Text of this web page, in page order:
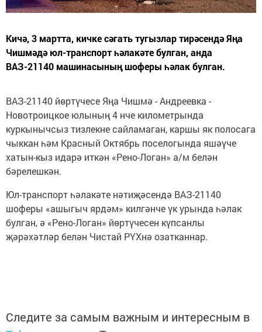
Кичә, 3 мартта, кичке сәгать тугызлар тирәсендә Яңа
Чишмәдә юл-транспорт һәлакәте булган, анда
ВАЗ-21140 машинасының шоферы һәлак булган.
ВАЗ-21140 йөртүчесе Яңа Чишмә - Андреевка -
Новотроицкое юлының 4 нче километрында
куркынычсыз тизлекне сайламаган, каршы як полосага
чыккан һәм Красный Октябрь поселогында яшәүче
хатын-кыз идарә иткән «Рено-Логан» а/м белән
бәрелешкән.
Юл-транспорт һәлакәте нәтиҗәсендә ВАЗ-21140
шоферы «ашыгыч ярдәм» килгәнче үк урында һәлак
булган, ә «Рено-Логан» йөртүчесен күпсанлы
җәрәхәтләр белән Чистай РҮХнә озатканнар.
Следите за самым важным и интересным в